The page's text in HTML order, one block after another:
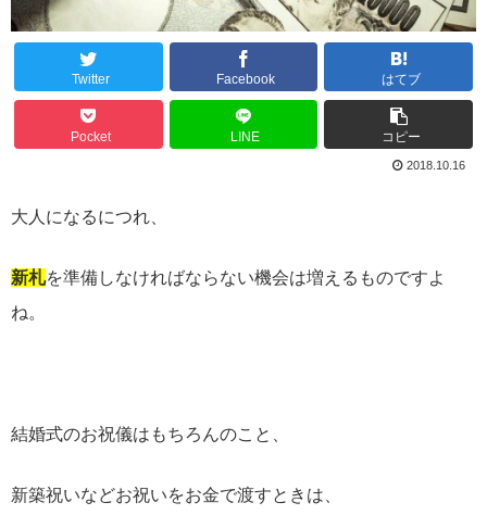
Twitter Facebook はてブ
Pocket LINE コピー
2018.10.16
大人になるにつれ、
新札を準備しなければならない機会は増えるものですよ
ね。
結婚式のお祝儀はもちろんのこと、
新築祝いなどお祝いをお金で渡すときは、